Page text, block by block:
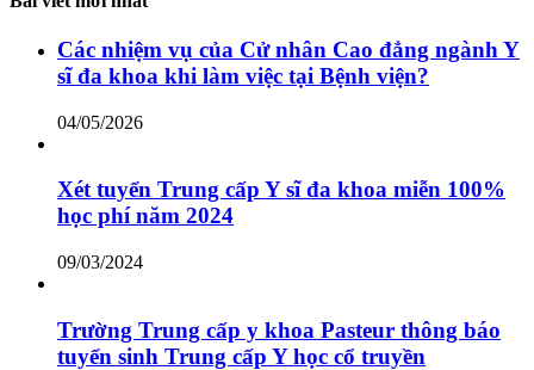
Các nhiệm vụ của Cử nhân Cao đẳng ngành Y
sĩ đa khoa khi làm việc tại Bệnh viện?
04/05/2026
Xét tuyển Trung cấp Y sĩ đa khoa miễn 100%
học phí năm 2024
09/03/2024
Trường Trung cấp y khoa Pasteur thông báo
tuyển sinh Trung cấp Y học cổ truyền